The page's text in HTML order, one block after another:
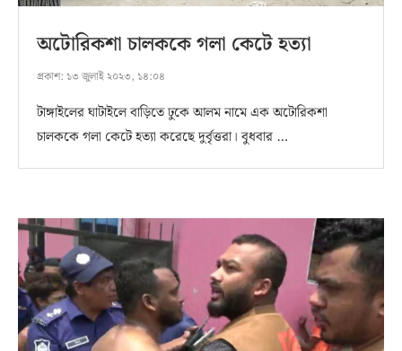
অটোরিকশা চালককে গলা কেটে হত্যা
প্রকাশ: ১৩ জুলাই ২০২৩, ১৪:০৪
টাঙ্গাইলের ঘাটাইলে বাড়িতে ঢুকে আলম নামে এক অটোরিকশা
চালককে গলা কেটে হত্যা করেছে দুর্বৃত্তরা। বুধবার …